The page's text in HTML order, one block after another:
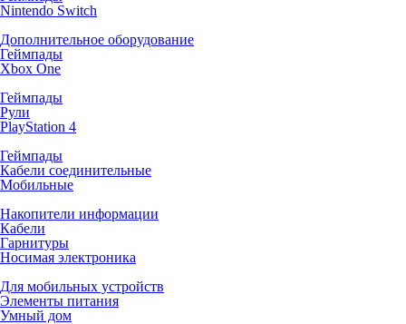
Nintendo Switch
Дополнительное оборудование
Геймпады
Xbox One
Геймпады
Рули
PlayStation 4
Геймпады
Кабели соединительные
Мобильные
Накопители информации
Кабели
Гарнитуры
Носимая электроника
Для мобильных устройств
Элементы питания
Умный дом